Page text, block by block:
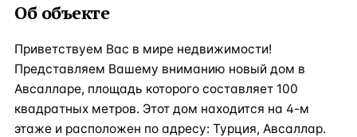
Об объекте
Приветствуем Вас в мире недвижимости!
Представляем Вашему вниманию новый дом в
Авсалларе, площадь которого составляет 100
квадратных метров. Этот дом находится на 4-м
этаже и расположен по адресу: Турция, Авсаллар.